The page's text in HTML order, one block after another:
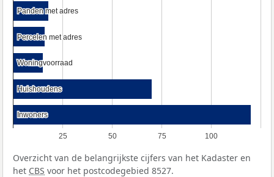
25 50 75 100
Panden met adres
Panden met adres
Percelen met adres
Percelen met adres
Woningvoorraad
Woningvoorraad
Huishoudens
Huishoudens
Inwoners
Inwoners
Overzicht van de belangrijkste cijfers van het Kadaster en
het CBS voor het postcodegebied 8527.